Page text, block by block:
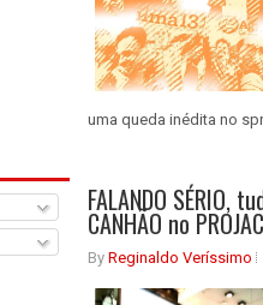
uma queda inédita no
FALANDO SÉRIO,
CANHÃO no
By Reginaldo Veríssimo